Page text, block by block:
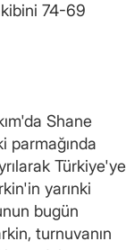
74-69
Shane
parmağında
Türkiye'ye
yarınki
bugün
turnuvanın